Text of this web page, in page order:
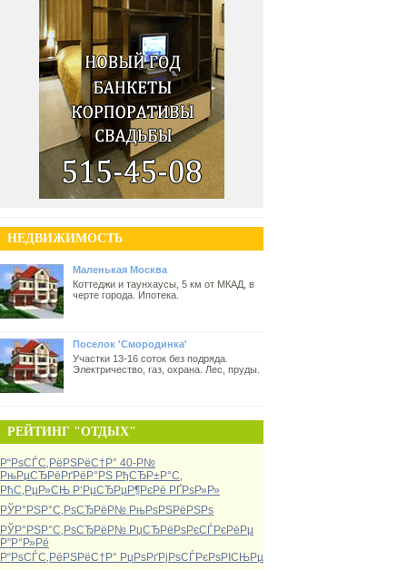
НЕДВИЖИМОСТЬ
Маленькая Москва
Коттеджи и таунхаусы, 5 км от МКАД, в
черте города. Ипотека.
Поселок 'Смородинка'
Участки 13-16 соток без подряда.
Электричество, газ, охрана. Лес, пруды.
РЕЙТИНГ "ОТДЫХ"
Р“РѕСЃС‚РёРЅРёС†Р° 40-Р№
РњРµСЂРёРґРёР°РЅ РђСЂР±Р°С‚
РћС‚РµР»СЊ Р‘РµСЂРµР¶РєРё РҐРѕР»Р»
РЎР°РЅР°С‚РѕСЂРёР№ РњРѕРЅРёРЅРѕ
РЎР°РЅР°С‚РѕСЂРёР№ РџСЂРёРѕРєСЃРєРёРµ
Р”Р°Р»Рё
Р“РѕСЃС‚РёРЅРёС†Р° РџРѕРґРјРѕСЃРєРѕРІСЊРµ